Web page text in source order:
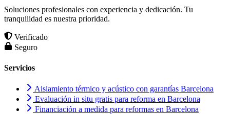
Soluciones profesionales con experiencia y dedicación. Tu
tranquilidad es nuestra prioridad.
Verificado
Seguro
Servicios
Aislamiento térmico y acústico con garantías Barcelona
Evaluación in situ gratis para reforma en Barcelona
Financiación a medida para reformas en Barcelona